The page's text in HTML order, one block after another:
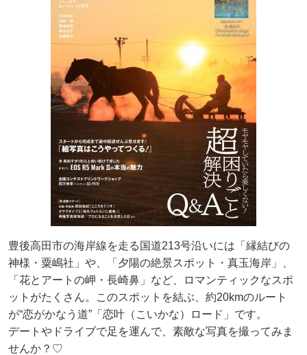
豊後高田市の海岸線を走る国道213号沿いには「縁結びの
神様・粟嶋社」や、「夕陽の絶景スポット・真玉海岸」、
「花とアートの岬・長崎鼻」など、ロマンティックなスポ
ットがたくさん。このスポットを結ぶ、約20kmのルート
が“恋がかなう道”「恋叶（こいかな）ロード」です。
デートやドライブで足を運んで、素敵な写真を撮ってみま
せんか？♡